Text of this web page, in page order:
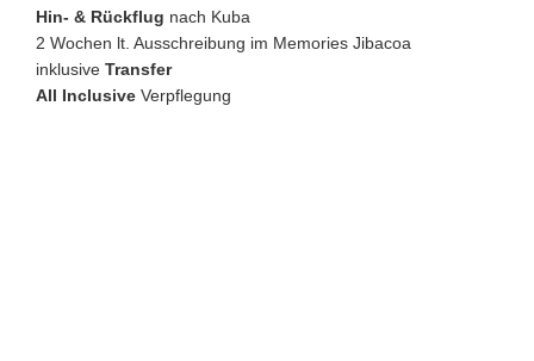
Hin- & Rückflug nach Kuba
2 Wochen lt. Ausschreibung im Memories Jibacoa
inklusive Transfer
All Inclusive Verpflegung